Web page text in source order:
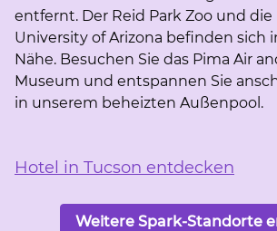
entfernt. Der Reid Park Zoo und die
University of Arizona befinden sich
Nähe. Besuchen Sie das Pima Air
Museum und entspannen Sie
in unserem beheizten Außenpool.
Hotel in Tucson entdecken
Weitere Spark-Standorte